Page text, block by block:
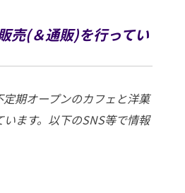
(＆通販)を行ってい
期オープンのカフェと洋菓
ます。以下のSNS等で情報